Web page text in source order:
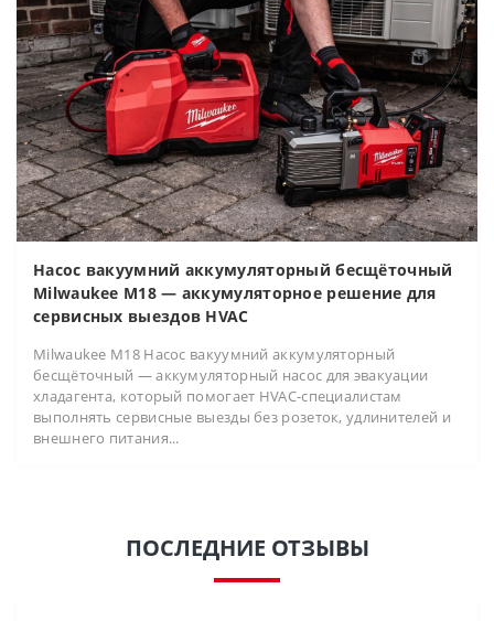
Насос вакуумний аккумуляторный бесщёточный
Milwaukee M18 — аккумуляторное решение для
сервисных выездов HVAC
Milwaukee M18 Насос вакуумний аккумуляторный
бесщёточный — аккумуляторный насос для эвакуации
хладагента, который помогает HVAC-специалистам
выполнять сервисные выезды без розеток, удлинителей и
внешнего питания...
ПОСЛЕДНИЕ ОТЗЫВЫ